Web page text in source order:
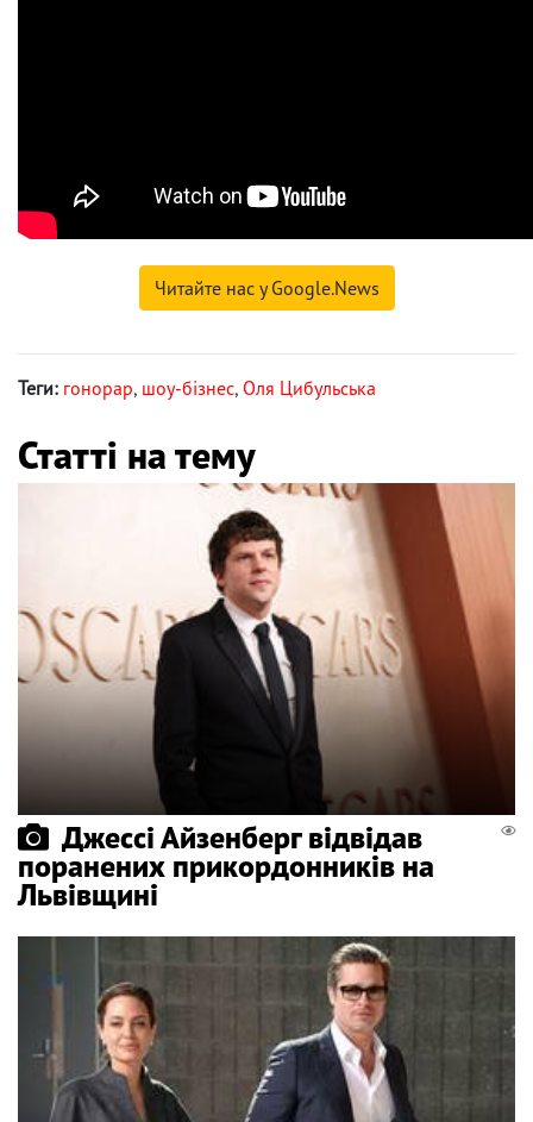
Читайте нас у Google.News
Теги: гонорар, шоу-бізнес, Оля Цибульська
Статті на тему
Джессі Айзенберг відвідав
поранених прикордонників на
Львівщині